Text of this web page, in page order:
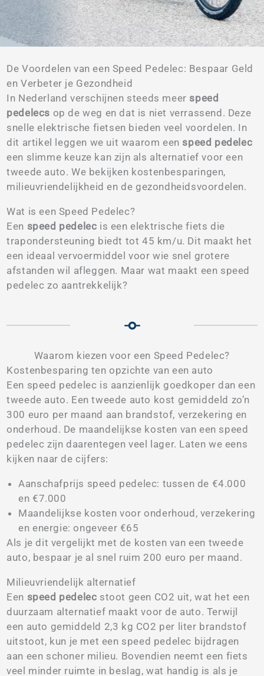
De Voordelen van een Speed Pedelec: Bespaar Geld
en Verbeter je Gezondheid
In Nederland verschijnen steeds meer speed
pedelecs op de weg en dat is niet verrassend. Deze
snelle elektrische fietsen bieden veel voordelen. In
dit artikel leggen we uit waarom een speed pedelec
een slimme keuze kan zijn als alternatief voor een
tweede auto. We bekijken kostenbesparingen,
milieuvriendelijkheid en de gezondheidsvoordelen.
Wat is een Speed Pedelec?
Een speed pedelec is een elektrische fiets die
trapondersteuning biedt tot 45 km/u. Dit maakt het
een ideaal vervoermiddel voor wie snel grotere
afstanden wil afleggen. Maar wat maakt een speed
pedelec zo aantrekkelijk?
Waarom kiezen voor een Speed Pedelec?
Kostenbesparing ten opzichte van een auto
Een speed pedelec is aanzienlijk goedkoper dan een
tweede auto. Een tweede auto kost gemiddeld zo’n
300 euro per maand aan brandstof, verzekering en
onderhoud. De maandelijkse kosten van een speed
pedelec zijn daarentegen veel lager. Laten we eens
kijken naar de cijfers:
Aanschafprijs speed pedelec: tussen de €4.000
en €7.000
Maandelijkse kosten voor onderhoud, verzekering
en energie: ongeveer €65
Als je dit vergelijkt met de kosten van een tweede
auto, bespaar je al snel ruim 200 euro per maand.
Milieuvriendelijk alternatief
Een speed pedelec stoot geen CO2 uit, wat het een
duurzaam alternatief maakt voor de auto. Terwijl
een auto gemiddeld 2,3 kg CO2 per liter brandstof
uitstoot, kun je met een speed pedelec bijdragen
aan een schoner milieu. Bovendien neemt een fiets
veel minder ruimte in beslag, wat handig is als je